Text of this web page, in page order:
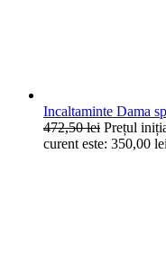
Incaltaminte Dama
472,50lei Prețul
curent este: 350,00